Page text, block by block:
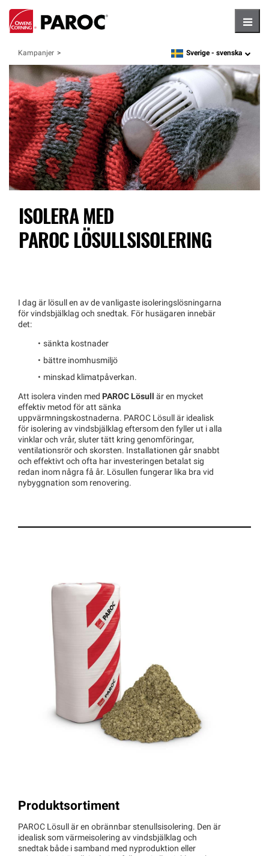
Kampanjer language
Sverige - svenska
ISOLERA MED
PAROC LÖSULLSISOLERING
I dag är lösull en av de vanligaste isoleringslösningarna
för vindsbjälklag och snedtak. För husägaren innebär
det:
sänkta kostnader
bättre inomhusmiljö
minskad klimatpåverkan.
Att isolera vinden med PAROC Lösull är en mycket
effektiv metod för att sänka
uppvärmningskostnaderna. PAROC Lösull är idealisk
för isolering av vindsbjälklag eftersom den fyller ut i alla
vinklar och vrår, sluter tätt kring genomföringar,
ventilationsrör och skorsten. Installationen går snabbt
och effektivt och ofta har investeringen betalat sig
redan inom några få år. Lösullen fungerar lika bra vid
nybyggnation som renovering.
Produktsortiment
PAROC Lösull är en obrännbar stenullsisolering. Den är
idealisk som värmeisolering av vindsbjälklag och
snedtak både i samband med nyproduktion eller